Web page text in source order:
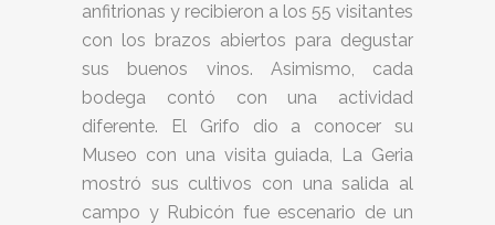
anfitrionas y recibieron a los 55 visitantes
con los brazos abiertos para degustar
sus buenos vinos. Asimismo, cada
bodega contó con una actividad
diferente. El Grifo dio a conocer su
Museo con una visita guiada, La Geria
mostró sus cultivos con una salida al
campo y Rubicón fue escenario de un